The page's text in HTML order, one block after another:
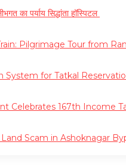
का पर्याय सिद्धांता हॉस्पिटल
Pilgrimage Tour from
System for Tatkal
Celebrates 167th Income
Scam in Ashoknagar